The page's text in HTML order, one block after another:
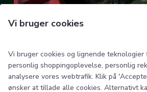
Vi bruger cookies
Vi bruger cookies og lignende teknologier
personlig shoppingoplevelse, personlig
analysere vores webtrafik. Klik på
ønsker at tillade alle cookies. Alternativt